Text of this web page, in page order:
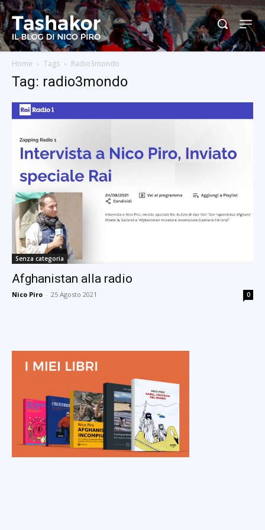
Home Tags Radio3mondo
Tag: radio3mondo
Senza categoria
Afghanistan alla radio
Nico Piro - 25 Agosto 2021 0